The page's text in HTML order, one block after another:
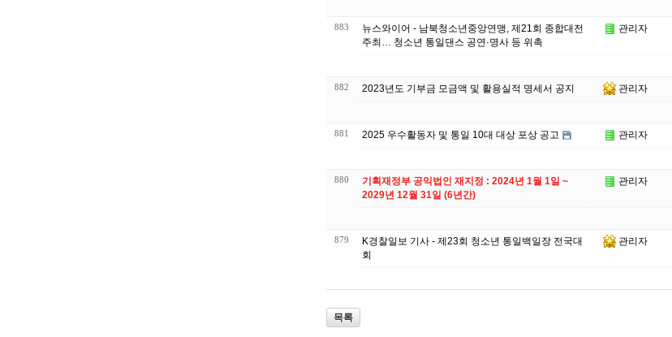
883
뉴스와이어 - 남북청소년중앙연맹, 제21회 종합대전
주최… 청소년 통일댄스 공연·명사 등 위촉
관리자
882 2023년도 기부금 모금액 및 활용실적 명세서 공지 관리자
881 2025 우수활동자 및 통일 10대 대상 포상 공고 관리자
880
기획재정부 공익법인 재지정 : 2024년 1월 1일 ~
2029년 12월 31일 (6년간)
관리자
879
K경찰일보 기사 - 제23회 청소년 통일백일장 전국대
회
관리자
목록